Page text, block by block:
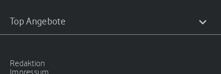
Top Angebote
Redaktion